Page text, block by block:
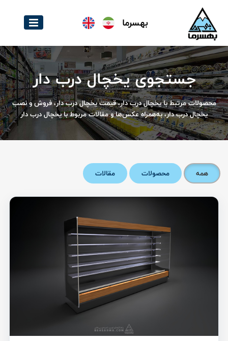
بهسرما
جستجوی یخچال درب دار
محصولات مرتبط با یخچال درب دار، قیمت یخچال درب دار، فروش و نصب
یخچال درب دار، به‌همراه عکس‌ها و مقالات مربوط با یخچال درب دار
همه محصولات مقالات